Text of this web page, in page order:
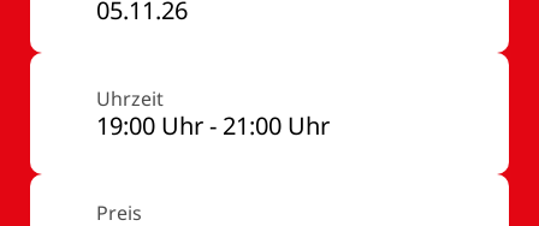
05.11.26
Uhrzeit
19:00 Uhr - 21:00 Uhr
Preis